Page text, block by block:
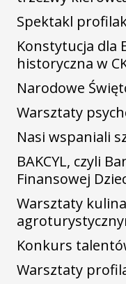
Spektakl
Konstytucja dla
historyczna w
Narodowe
Warsztaty
Nasi wspaniali
BAKCYL, czyli
Finansowej
Warsztaty
Konkurs
Warsztaty